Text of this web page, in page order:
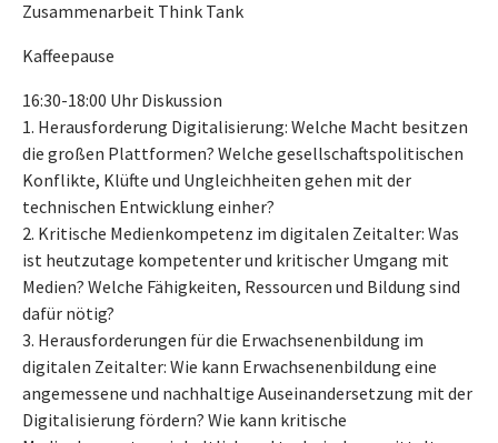
Zusammenarbeit Think Tank
Kaffeepause
16:30-18:00 Uhr Diskussion
1. Herausforderung Digitalisierung: Welche Macht besitzen
die großen Plattformen? Welche gesellschaftspolitischen
Konflikte, Klüfte und Ungleichheiten gehen mit der
technischen Entwicklung einher?
2. Kritische Medienkompetenz im digitalen Zeitalter: Was
ist heutzutage kompetenter und kritischer Umgang mit
Medien? Welche Fähigkeiten, Ressourcen und Bildung sind
dafür nötig?
3. Herausforderungen für die Erwachsenenbildung im
digitalen Zeitalter: Wie kann Erwachsenenbildung eine
angemessene und nachhaltige Auseinandersetzung mit der
Digitalisierung fördern? Wie kann kritische